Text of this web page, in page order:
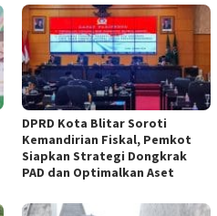
DPRD Kota Blitar Soroti
Kemandirian Fiskal, Pemkot
Siapkan Strategi Dongkrak
PAD dan Optimalkan Aset